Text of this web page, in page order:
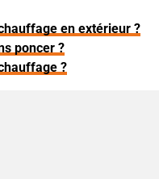
en extérieur ?
poncer ?
?